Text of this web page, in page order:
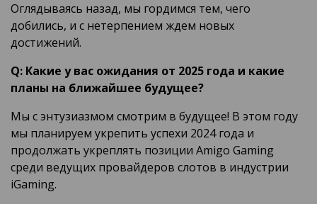
Оглядываясь назад, мы гордимся тем, чего
добились, и с нетерпением ждем новых
достижений.
Q: Какие у вас ожидания от 2025 года и какие
планы на ближайшее будущее?
Мы с энтузиазмом смотрим в будущее! В этом году
мы планируем укрепить успехи 2024 года и
продолжать укреплять позиции Amigo Gaming
среди ведущих провайдеров слотов в индустрии
iGaming.